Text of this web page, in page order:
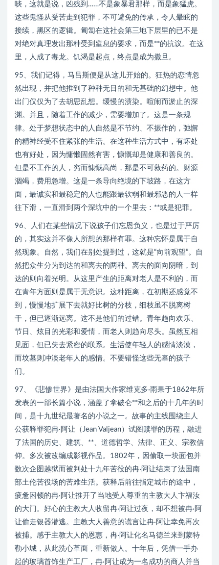
啖，这就是说，凶残到……不是象暴君那样，而是象猛虎。
这些鬼怪从受苦走到犯罪，不可避免的传承，令人晕眩的
接续，黑区的逻辑。匍匐在这社会第三地下层里的已不是
对绝对真理发出那种受到窒息的要求，而是**的抗议。在这
里，人成了毒龙。饥渴是起点，终点是成为撒旦。
95、我们记得，马吕斯便是从这儿开始的。狂热的恋情忽
然出现，并把他推到了种种无目的和无基础的幻想中。他
出门仅仅为了去胡思乱想。缓慢的渍染。喧闹而淤止的深
渊。并且，随着工作的减少，需要增加了。这是一条规
律。处于梦想状态中的人自然是不节约、不振作的，弛懈
的精神经受不住紧张的生活。在这种生活方式中，有坏处
也有好处，因为慵懒固然有害，慷慨却是健康和善良的。
但是不工作的人，穷而慷慨高尚，那是不可救药的。财源
涸竭，费用急增。这是一条导向绝境的下坡路，在这方
面，最诚实和最稳定的人也能跟最软弱和最邪恶的人一样
往下滑，一直滑到两个深坑中的一个里去：**或是犯罪。
96、人们在某些情况下说孩子们忘恩负义，也是过于严厉
的，其实这并不像人所想的那样有罪。这种忘怀是属于自
然现象。自然，我们在别处提到过，这就是“向前观望”。自
然把众生分为到达的和离去的两种。离去的面向阴暗，到
达的则向着光明。从这里产生的距离对老人是不利的，而
在青年方面则是属于无意识。这种距离，在初期还感觉不
到，慢慢地扩展下去就好比树的分枝，细枝虽不脱离树
干，但已逐渐远离。这不是他们的过错。青年趋向欢乐、
节日、炫目的光彩和爱情，而老人则趋向尽头。虽然互相
见面，但已失去紧密的联系。生活使年轻人的感情淡漠，
而坟墓则冲淡老年人的感情。不要错怪这些无辜的孩子
们。
97、《悲惨世界》是由法国大作家维克多·雨果于1862年所
发表的一部长篇小说，涵盖了拿破仑**和之后的十几年的时
间，是十九世纪最著名的小说之一。故事的主线围绕主人
公获释罪犯冉·阿让（Jean Valjean）试图赎罪的历程，融进
了法国的历史、建筑、**、道德哲学、法律、正义、宗教信
仰。多次被改编成影视作品。1802年，因偷取一块面包并
数次企图越狱而被判处十九年苦役的冉·阿让结束了法国南
部土伦苦役场的苦难生活。获释后前往指定城市的途中，
疲惫困顿的冉·阿让推开了当地受人尊重的主教大人卞福汝
的大门。好心的主教大人收留冉·阿让过夜，却不想被冉·阿
让偷走银器潜逃。主教大人善意的谎言让冉·阿让幸免再次
被捕。感于主教大人的恩惠，冉·阿让化名马德兰来到蒙特
勒小城，从此洗心革面，重新做人。十年后，凭借一手办
起的玻璃首饰生产工厂，冉·阿让成为一名成功的商人并当